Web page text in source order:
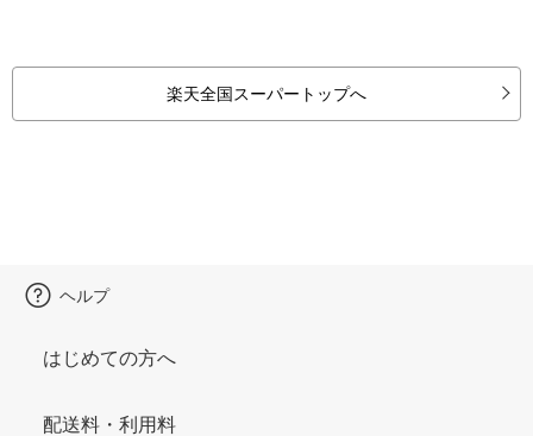
楽天全国スーパートップへ
ヘルプ
はじめての方へ
配送料・利用料